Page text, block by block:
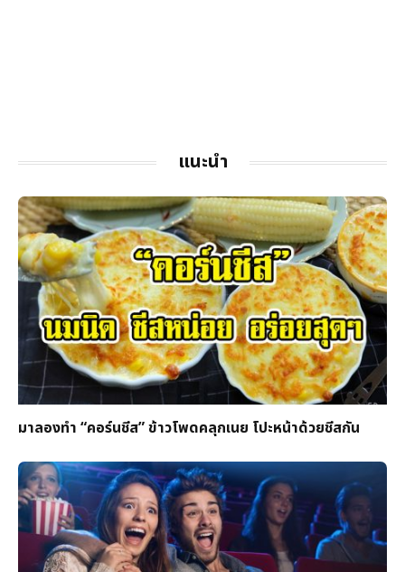
แนะนำ
มาลองทำ “คอร์นชีส” ข้าวโพดคลุกเนย โปะหน้าด้วยชีสกัน